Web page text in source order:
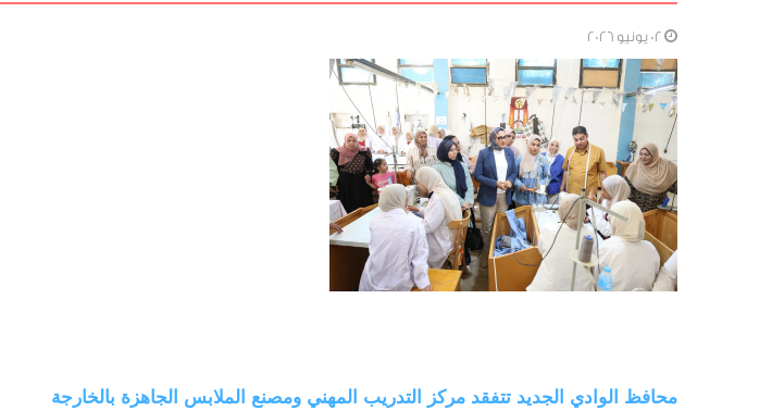
محافظ الوادي الجديد تتفقد مركز التدريب المهني ومصنع الملابس الجاهزة بالخارجة